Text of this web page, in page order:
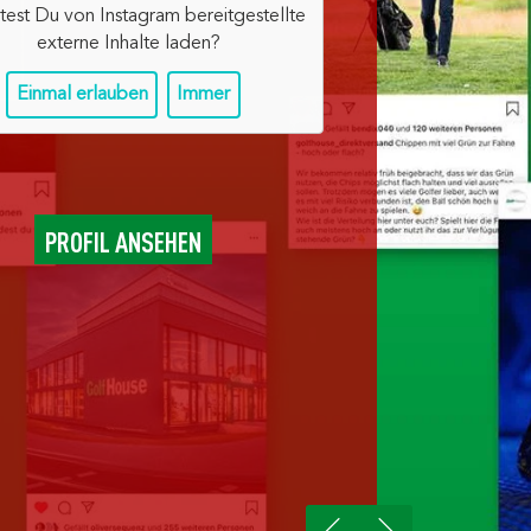
Du von Instagram bereitgestellte
externe Inhalte laden?
Einmal erlauben Immer
PROFIL ANSEHEN